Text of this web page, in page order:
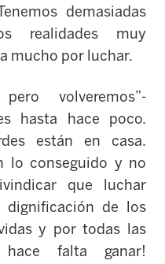
demasiadas
realidades muy
mucho por luchar.
volveremos”-
hasta hace poco.
están en casa.
lo conseguido y no
que luchar
dignificación de los
y por todas las
falta ganar!